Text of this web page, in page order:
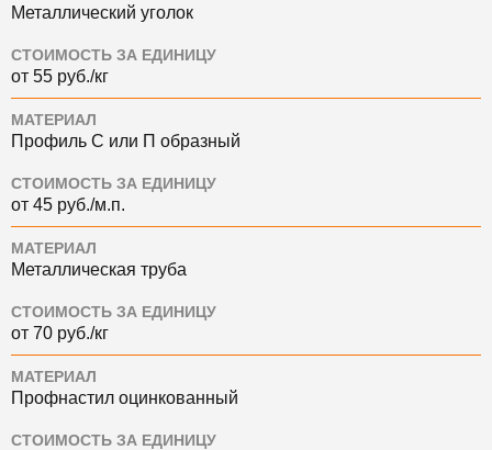
Металлический уголок
СТОИМОСТЬ ЗА ЕДИНИЦУ
от 55 руб./кг
МАТЕРИАЛ
Профиль С или П образный
СТОИМОСТЬ ЗА ЕДИНИЦУ
от 45 руб./м.п.
МАТЕРИАЛ
Металлическая труба
СТОИМОСТЬ ЗА ЕДИНИЦУ
от 70 руб./кг
МАТЕРИАЛ
Профнастил оцинкованный
СТОИМОСТЬ ЗА ЕДИНИЦУ